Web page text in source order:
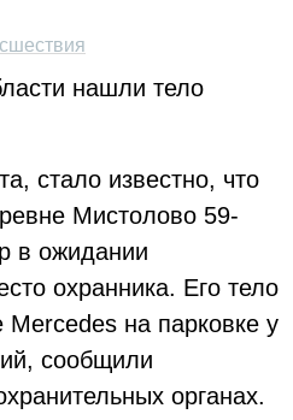
нашли тело
стало известно, что
Мистолово 59-
в ожидании
охранника. Его тело
на парковке у
сообщили
органах.